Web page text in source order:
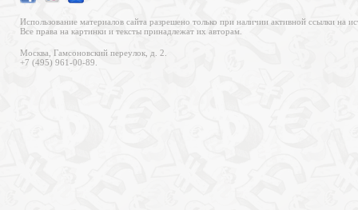
Использование материалов сайта разрешено только при наличии активной ссылки на
Все права на картинки и тексты принадлежат их авторам.
Москва, Гамсоновский переулок, д. 2.
+7 (495) 961-00-89.